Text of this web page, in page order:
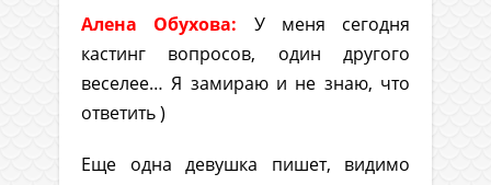
Алена Обухова:
У меня сегодня
кастинг вопросов, один другого
веселее… Я замираю и не знаю, что
ответить )
Еще одна девушка пишет, видимо